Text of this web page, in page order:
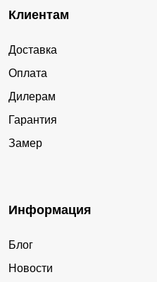
Клиентам
Доставка
Оплата
Дилерам
Гарантия
Замер
Информация
Блог
Новости